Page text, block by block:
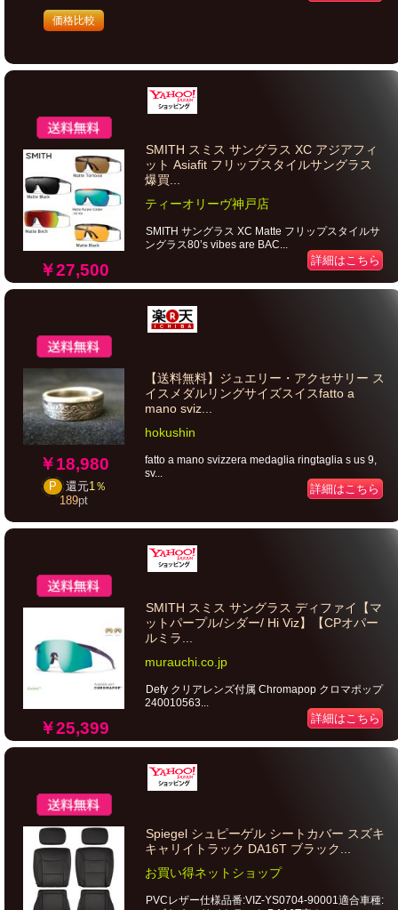
価格比較
￥27,500
SMITH スミス サングラス XC アジアフィ
ット Asiafit フリップスタイルサングラス
爆買...
ティーオリーヴ神戸店
SMITH サングラス XC Matte フリップスタイルサ
ングラス80’s vibes are BAC...
詳細はこちら
￥18,980
P 還元1％
189pt
【送料無料】ジュエリー・アクセサリー ス
イスメダルリングサイズスイスfatto a
mano sviz...
hokushin
fatto a mano svizzera medaglia ringtaglia s us 9,
sv...
詳細はこちら
￥25,399
SMITH スミス サングラス ディファイ【マ
ットパープル/シダー/ Hi Viz】【CPオパー
ルミラ...
murauchi.co.jp
Defy クリアレンズ付属 Chromapop クロマポップ
240010563...
詳細はこちら
Spiegel シュピーゲル シートカバー スズキ
キャリイトラック DA16T ブラック...
お買い得ネットショップ
PVCレザー仕様品番:VIZ-YS0704-90001適合車種: